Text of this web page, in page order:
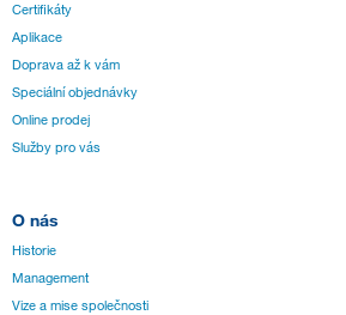
Certifikáty
Aplikace
Doprava až k vám
Speciální objednávky
Online prodej
Služby pro vás
O nás
Historie
Management
Vize a mise společnosti